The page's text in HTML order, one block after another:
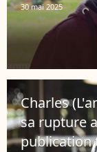
30 mai 2025
Charles
sa rupture
publication